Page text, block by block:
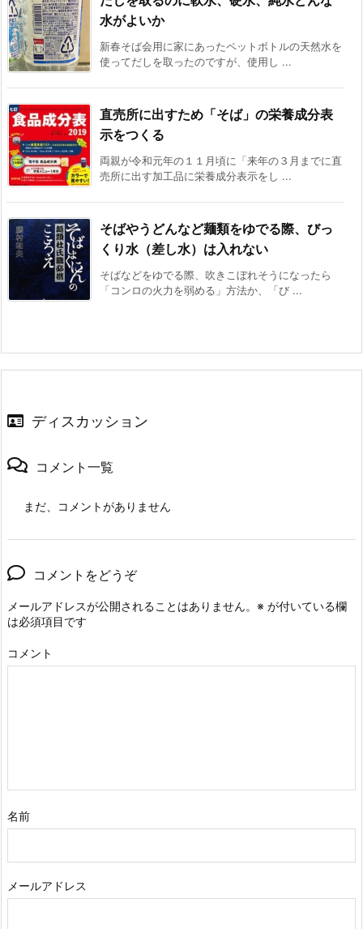
水がよいか
新春そば会用に家にあったペットボトルの天然水を
使ってだしを取ったのですが、使用し ...
直売所に出すため「そば」の栄養成分表
示をつくる
両親が令和元年の１１月頃に「来年の３月までに直
売所に出す加工品に栄養成分表示をし ...
そばやうどんなど麺類をゆでる際、びっ
くり水（差し水）は入れない
そばなどをゆでる際、吹きこぼれそうになったら
「コンロの火力を弱める」方法か、「び ...
ディスカッション
コメント一覧
まだ、コメントがありません
コメントをどうぞ
メールアドレスが公開されることはありません。 ※ が付いている欄
は必須項目です
コメント
名前
メールアドレス